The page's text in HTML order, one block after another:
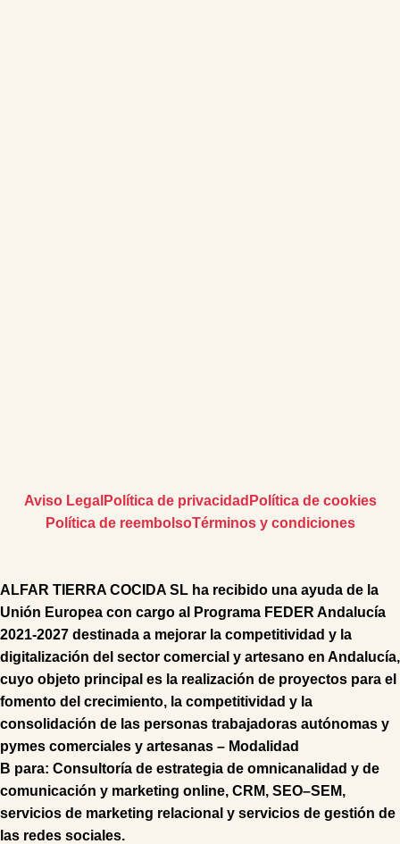
Aviso Legal Política de privacidad Política de cookies
Política de reembolsoTérminos y condiciones
ALFAR TIERRA COCIDA SL ha recibido una ayuda de la
Unión Europea con cargo al Programa FEDER Andalucía
2021-2027 destinada a mejorar la competitividad y la
digitalización del sector comercial y artesano en Andalucía,
cuyo objeto principal es la realización de proyectos para el
fomento del crecimiento, la competitividad y la
consolidación de las personas trabajadoras autónomas y
pymes comerciales y artesanas – Modalidad
B para: Consultoría de estrategia de omnicanalidad y de
comunicación y marketing online, CRM, SEO–SEM,
servicios de marketing relacional y servicios de gestión de
las redes sociales.